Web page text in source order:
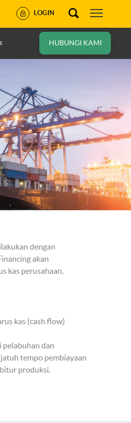
LOGIN
HUBUNGI KAMI
dengan
akan
kas perusahaan.
kas (cash flow)
pelabuhan dan
tempo pembiayaan
produksi.